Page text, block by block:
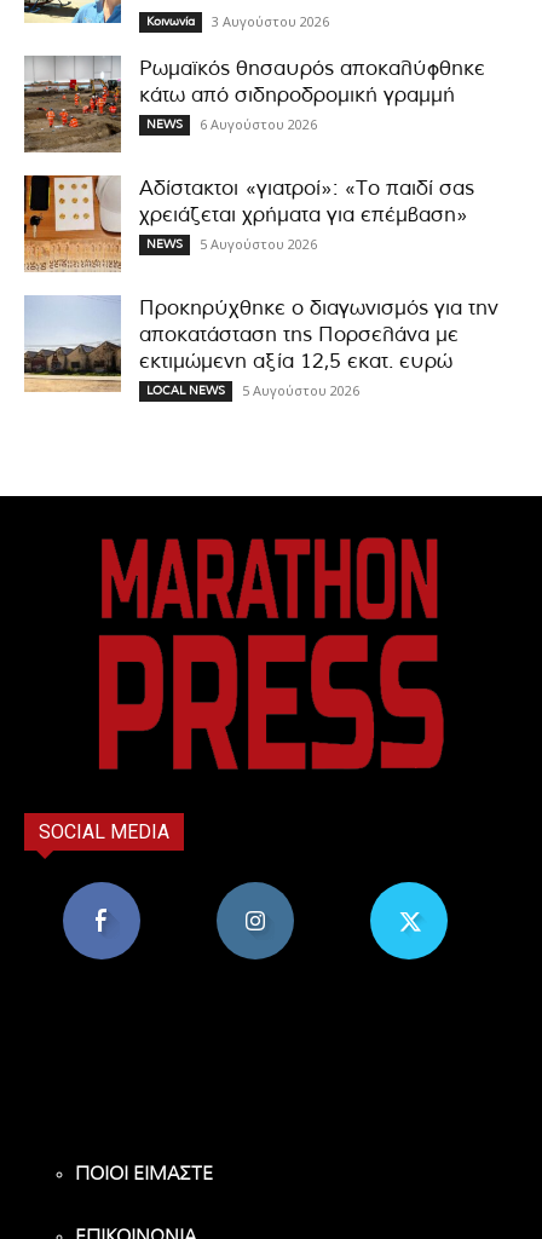
Κοινωνία 3 Αυγούστου 2026
Ρωμαϊκός θησαυρός αποκαλύφθηκε
κάτω από σιδηροδρομική γραμμή
NEWS 6 Αυγούστου 2026
Αδίστακτοι «γιατροί»: «Το παιδί σας
χρειάζεται χρήματα για επέμβαση»
NEWS 5 Αυγούστου 2026
Προκηρύχθηκε ο διαγωνισμός για την
αποκατάσταση της Πορσελάνα με
εκτιμώμενη αξία 12,5 εκατ. ευρώ
LOCAL NEWS 5 Αυγούστου 2026
SOCIAL MEDIA
ΠΟΙΟΙ ΕΙΜΑΣΤΕ